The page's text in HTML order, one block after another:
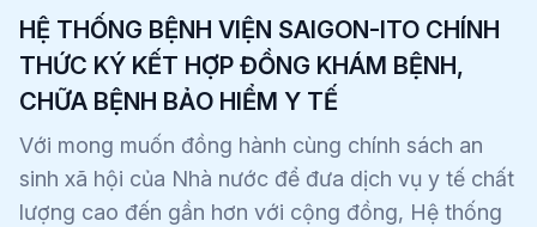
HỆ THỐNG BỆNH VIỆN SAIGON-ITO CHÍNH
THỨC KÝ KẾT HỢP ĐỒNG KHÁM BỆNH,
CHỮA BỆNH BẢO HIỂM Y TẾ
Với mong muốn đồng hành cùng chính sách an
sinh xã hội của Nhà nước để đưa dịch vụ y tế chất
lượng cao đến gần hơn với cộng đồng, Hệ thống